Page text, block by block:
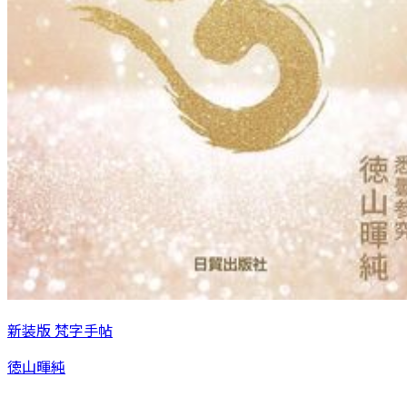
新装版 梵字手帖
徳山暉純